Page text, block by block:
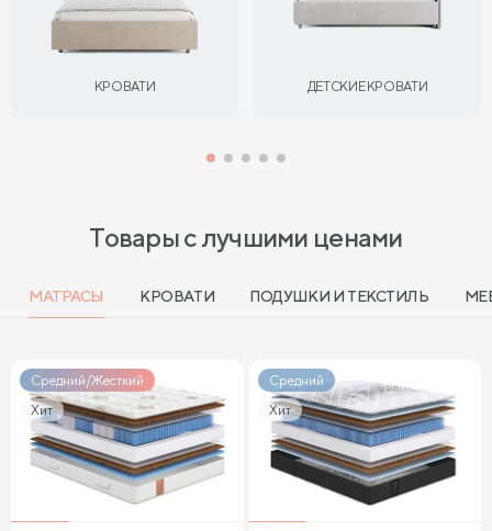
КРОВАТИ ДЕТСКИЕ КРОВАТИ
Товары с лучшими ценами
МАТРАСЫ КРОВАТИ ПОДУШКИ И ТЕКСТИЛЬ
Средний/Жесткий
Хит
Средний
Хит